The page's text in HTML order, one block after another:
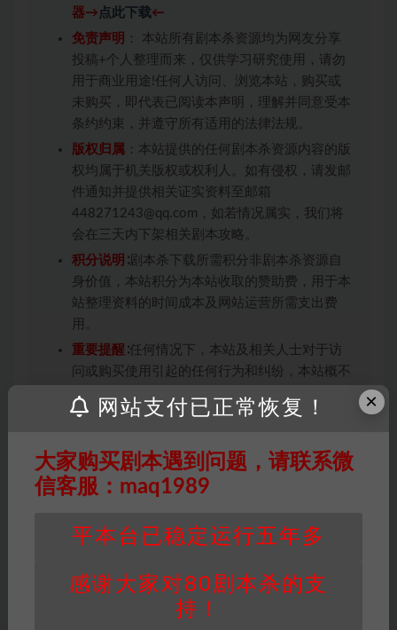
器→ 点此下载←
免责声明 ： 本站所有剧本杀资源均为网友分享
投稿+个人整理而来，仅供学习研究使用，请勿
用于商业用途!任何人访问、浏览本站，购买或
未购买，即代表已阅读本声明，理解并同意受本
条约约束，并遵守所有适用的法律法规。
版权归属 ：本站提供的任何剧本杀资源内容的版
权均属于机关版权或权利人。如有侵权，请发邮
件通知并提供相关证实资料至邮箱
448271243@qq.com，如若情况属实，我们将
会在三天内下架相关剧本攻略。
积分说明 ∶剧本杀下载所需积分非剧本杀资源自
身价值，本站积分为本站收取的赞助费，用于本
站整理资料的时间成本及网站运营所需支出费
用。
重要提醒 ∶任何情况下，本站及相关人士对于访
问或购买使用引起的任何行为和纠纷，本站概不
承担任何责任。未经许可的【搬运】和【账号共
享】可能会被取消VIP，恕不另行通知！
古风本
收藏 链接
《红楼梦中人》5至6人剧本杀电子版完整资源
×
网站支付已正常恢复！
大家购买剧本遇到问题，请联系微
信客服：maq1989
平本台已稳定运行五年多
感谢大家对80剧本杀的支
持！